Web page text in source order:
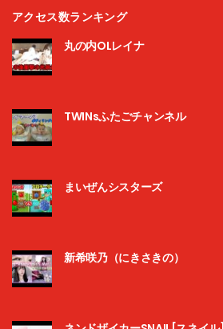
アクセス数ランキング
丸の内OLレイナ
TWINsふたごチャンネル
まいぜんシスターズ
新希咲乃（にきさきの）